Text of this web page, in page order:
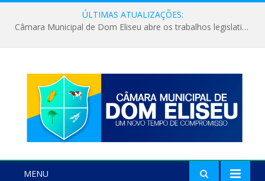
ÚLTIMAS ATUALIZAÇÕES:
Câmara Municipal de Dom Eliseu abre os trabalhos legislativos do segundo semestre
MENU